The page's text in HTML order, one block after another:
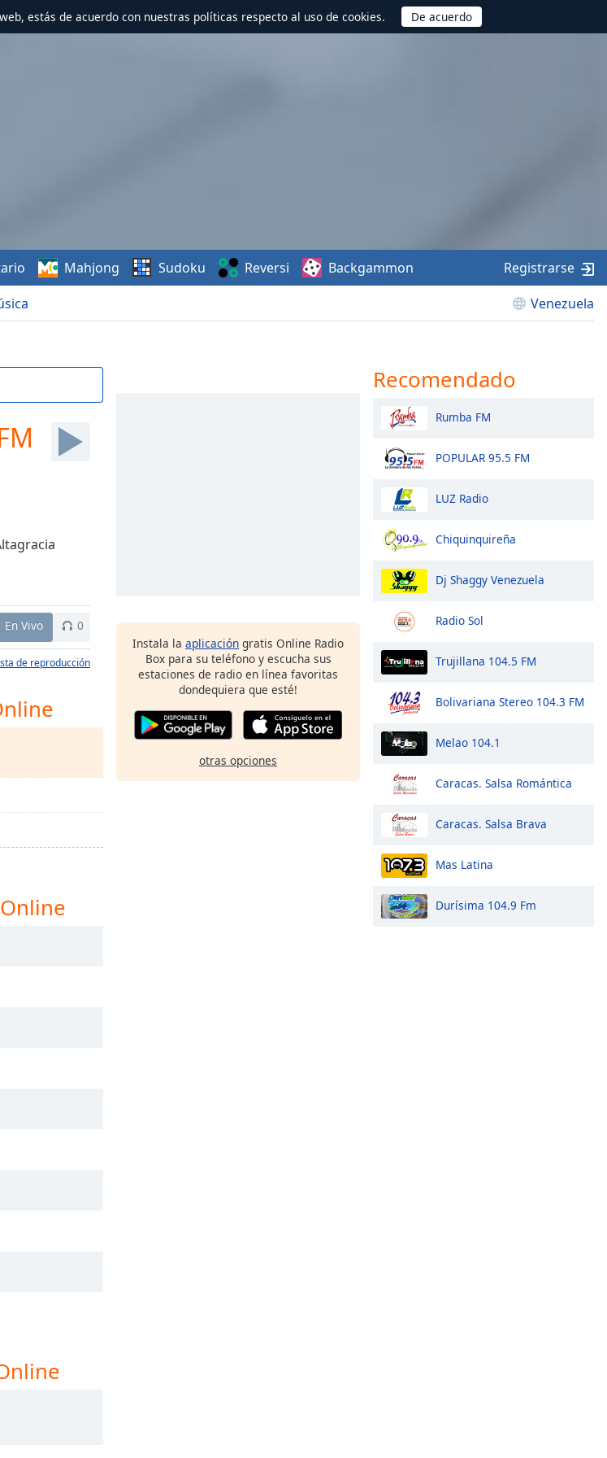
estás de acuerdo con nuestras políticas respecto al uso de cookies.
Venezuela
Mahjong Sudoku Reversi Backgammon Registrarse
En Vivo 0
de reproducción
Instala la aplicación gratis Online Radio
Box para su teléfono y escucha sus
estaciones de radio en línea favoritas
dondequiera que esté!
otras opciones
Recomendado
Rumba FM
POPULAR 95.5 FM
LUZ Radio
Chiquinquireña
Dj Shaggy Venezuela
Radio Sol
Trujillana 104.5 FM
Bolivariana Stereo 104.3 FM
Melao 104.1
Caracas. Salsa Romántica
Caracas. Salsa Brava
Mas Latina
Durísima 104.9 Fm